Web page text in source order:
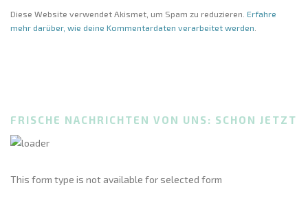
Diese Website verwendet Akismet, um Spam zu reduzieren. Erfahre
mehr darüber, wie deine Kommentardaten verarbeitet werden
FRISCHE NACHRICHTEN VON UNS: SCHON JETZT
This form type is not available for selected form